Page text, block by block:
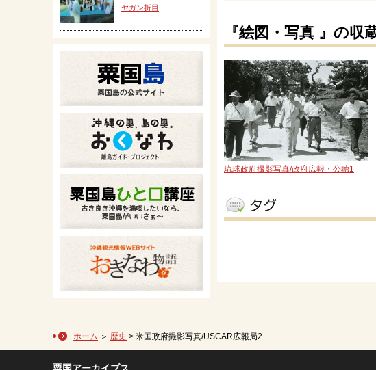
『絵図・写真 』の収
琉球政府撮影写真/政府広報・公聴1
ヤガン折目
ホーム ＞ 歴史 > 米国政府撮影写真/USCAR広報局2